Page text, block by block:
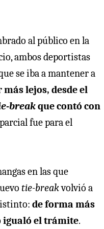
al público en la
ambos deportistas
se iba a mantener a
más lejos, desde el
breakque contó con
fue para el
en las que
tie-breakvolvió a
de forma más
igualó el trámite.